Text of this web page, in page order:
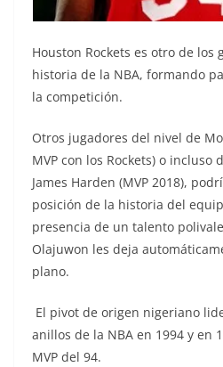
Houston Rockets es otro de los
historia de la NBA, formando
la competición.
Otros jugadores del nivel de
MVP con los Rockets) o incluso
James Harden (MVP 2018),
posición de la historia del
presencia de un talento
Olajuwon les deja
plano.
El pivot de origen nigeriano
anillos de la NBA en 1994 y en
MVP del 94.